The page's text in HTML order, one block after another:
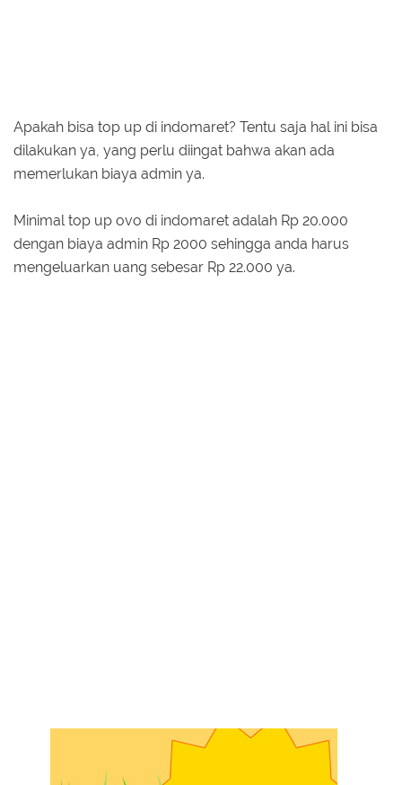
Apakah bisa top up di indomaret? Tentu saja hal ini bisa
dilakukan ya, yang perlu diingat bahwa akan ada
memerlukan biaya admin ya.
Minimal top up ovo di indomaret adalah Rp 20.000
dengan biaya admin Rp 2000 sehingga anda harus
mengeluarkan uang sebesar Rp 22.000 ya.